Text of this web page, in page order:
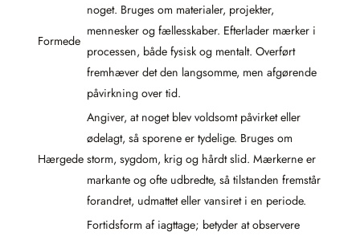
Formede
noget. Bruges om materialer, projekter,
mennesker og fællesskaber. Efterlader mærker i
processen, både fysisk og mentalt. Overført
fremhæver det den langsomme, men afgørende
påvirkning over tid.
Hærgede
Angiver, at noget blev voldsomt påvirket eller
ødelagt, så sporene er tydelige. Bruges om
storm, sygdom, krig og hårdt slid. Mærkerne er
markante og ofte udbredte, så tilstanden fremstår
forandret, udmattet eller vansiret i en periode.
Fortidsform af iagttage; betyder at observere